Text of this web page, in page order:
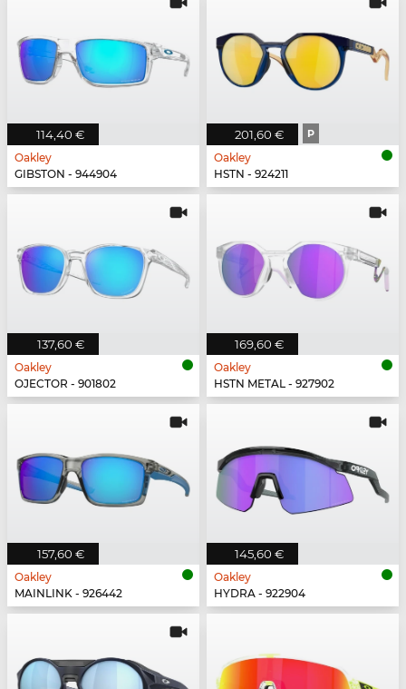
114,40 €
Oakley
GIBSTON - 944904
201,60 € P
Oakley
HSTN - 924211
137,60 €
Oakley
OJECTOR - 901802
169,60 €
Oakley
HSTN METAL - 927902
157,60 €
Oakley
MAINLINK - 926442
145,60 €
Oakley
HYDRA - 922904